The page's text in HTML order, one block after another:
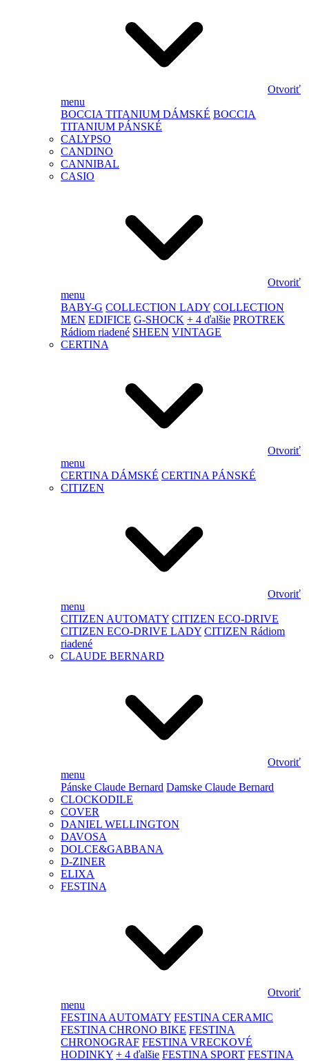
Otvoriť
menu
BOCCIA TITANIUM DÁMSKÉ BOCCIA
TITANIUM PÁNSKÉ
CALYPSO
CANDINO
CANNIBAL
CASIO
Otvoriť
menu
BABY-G COLLECTION LADY COLLECTION
MEN EDIFICE G-SHOCK + 4 ďalšie PROTREK
Rádiom riadené SHEEN VINTAGE
CERTINA
Otvoriť
menu
CERTINA DÁMSKÉ CERTINA PÁNSKÉ
CITIZEN
Otvoriť
menu
CITIZEN AUTOMATY CITIZEN ECO-DRIVE
CITIZEN ECO-DRIVE LADY CITIZEN Rádiom
riadené
CLAUDE BERNARD
Otvoriť
menu
Pánske Claude Bernard Damske Claude Bernard
CLOCKODILE
COVER
DANIEL WELLINGTON
DAVOSA
DOLCE&GABBANA
D-ZINER
ELIXA
FESTINA
Otvoriť
menu
FESTINA AUTOMATY FESTINA CERAMIC
FESTINA CHRONO BIKE FESTINA
CHRONOGRAF FESTINA VRECKOVÉ
HODINKY + 4 ďalšie FESTINA SPORT FESTINA